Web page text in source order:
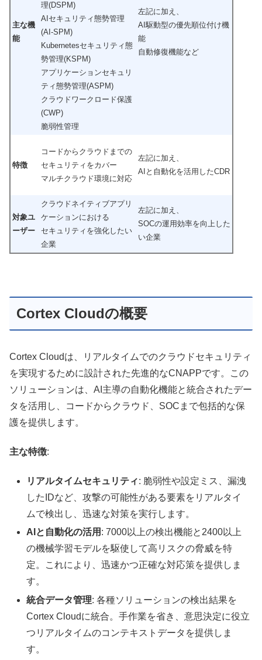
主な機
能
理(DSPM)
AIセキュリティ態勢管理
(AI-SPM)
Kubernetesセキュリティ態
勢管理(KSPM)
アプリケーションセキュリ
ティ態勢管理(ASPM)
クラウドワークロード保護
(CWP)
脆弱性管理
左記に加え、
AI駆動型の優先順位付け機
能
自動修復機能など
特徴
コードからクラウドまでの
セキュリティをカバー
マルチクラウド環境に対応
左記に加え、
AIと自動化を活用したCDR
対象ユ
ーザー
クラウドネイティブアプリ
ケーションにおける
セキュリティを強化したい
企業
左記に加え、
SOCの運用効率を向上した
い企業
Cortex Cloudの概要
Cortex Cloudは、リアルタイムでのクラウドセキュリティ
を実現するために設計された先進的なCNAPPです。この
ソリューションは、AI主導の自動化機能と統合されたデー
タを活用し、コードからクラウド、SOCまで包括的な保
護を提供します。
主な特徴:
リアルタイムセキュリティ: 脆弱性や設定ミス、漏洩
したIDなど、攻撃の可能性がある要素をリアルタイ
ムで検出し、迅速な対策を実行します。
AIと自動化の活用 : 7000以上の検出機能と2400以上
の機械学習モデルを駆使して高リスクの脅威を特
定。これにより、迅速かつ正確な対応策を提供しま
す。
統合データ管理: 各種ソリューションの検出結果を
Cortex Cloudに統合。手作業を省き、意思決定に役立
つリアルタイムのコンテキストデータを提供しま
す。